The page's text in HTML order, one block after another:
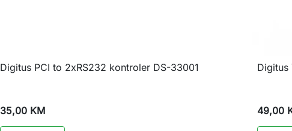
 Brzi pregled
Digitus PCI to 2xRS232 kontroler DS-33001
35,00 KM
Digitus
49,00